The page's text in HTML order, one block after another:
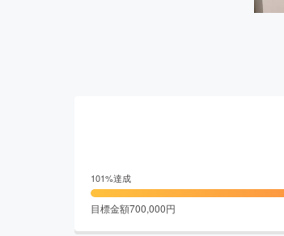
101%達成
目標金額700,000円